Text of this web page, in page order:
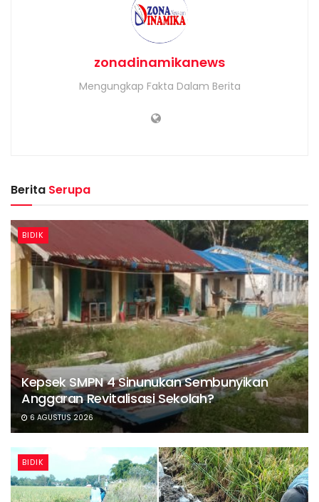
zonadinamikanews
Mengungkap Fakta Dalam Berita
Berita Serupa
BIDIK
Kepsek SMPN 4 Sinunukan Sembunyikan
Anggaran Revitalisasi Sekolah?
6 AGUSTUS 2026
BIDIK